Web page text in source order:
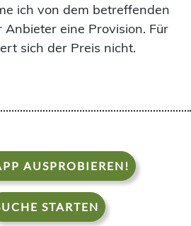
ich von dem betreffenden
eine Provision. Für
sich der Preis nicht.
AUSPROBIEREN!
STARTEN